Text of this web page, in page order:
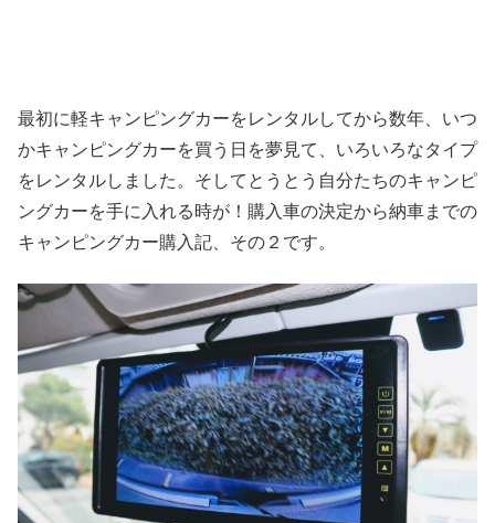
最初に軽キャンピングカーをレンタルしてから数年、いつ
かキャンピングカーを買う日を夢見て、いろいろなタイプ
をレンタルしました。そしてとうとう自分たちのキャンピ
ングカーを手に入れる時が！購入車の決定から納車までの
キャンピングカー購入記、その２です。